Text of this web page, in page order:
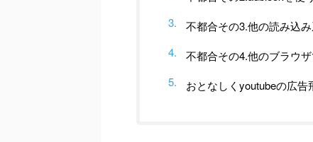
不都合その3.他の読み込
不都合その4.他のブラウ
おとなしくyoutubeの広告